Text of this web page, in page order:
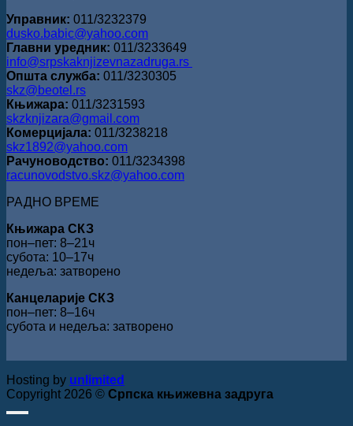
Управник: 011/3232379
dusko.babic@yahoo.com
Главни уредник: 011/3233649
info@srpskaknjizevnazadruga.rs
Општа служба: 011/3230305
skz@beotel.rs
Књижара: 011/3231593
skzknjizara@gmail.com
Комерцијала: 011/3238218
skz1892@yahoo.com
Рачуноводство: 011/3234398
racunovodstvo.skz@yahoo.com
РАДНО ВРЕМЕ
Књижара СКЗ
пон‒пет: 8‒21ч
субота: 10‒17ч
недеља: затворено
Канцеларије СКЗ
пон‒пет: 8‒16ч
субота и недеља: затворено
Hosting by unlimited
Copyright 2026 © Српска књижевна задруга